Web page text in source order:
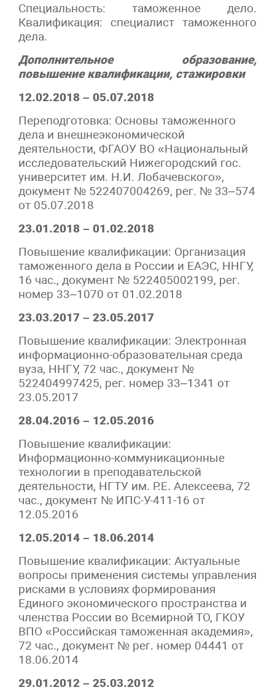
Специальность: таможенное дело.
Квалификация: специалист таможенного
дела.
Дополнительное образование,
повышение квалификации, стажировки
12.02.2018 – 05.07.2018
Переподготовка: Основы таможенного
дела и внешнеэкономической
деятельности, ФГАОУ ВО «Национальный
исследовательский Нижегородский гос.
университет им. Н.И. Лобачевского»,
документ № 522407004269, рег. № 33–574
от 05.07.2018
23.01.2018 – 01.02.2018
Повышение квалификации: Организация
таможенного дела в России и ЕАЭС, ННГУ,
16 час., документ № 522405002199, рег.
номер 33–1070 от 01.02.2018
23.03.2017 – 23.05.2017
Повышение квалификации: Электронная
информационно-образовательная среда
вуза, ННГУ, 72 час., документ №
522404997425, рег. номер 33–1341 от
23.05.2017
28.04.2016 – 12.05.2016
Повышение квалификации:
Информационно-коммуникационные
технологии в преподавательской
деятельности, НГТУ им. Р.Е. Алексеева, 72
час., документ № ИПС-У-411-16 от
12.05.2016
12.05.2014 – 18.06.2014
Повышение квалификации: Актуальные
вопросы применения системы управления
рисками в условиях формирования
Единого экономического пространства и
членства России во Всемирной ТО, ГКОУ
ВПО «Российская таможенная академия»,
72 час., документ № рег. номер 04441 от
18.06.2014
29.01.2012 – 25.03.2012